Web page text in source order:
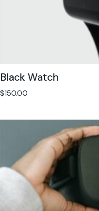
Black Watch
$150.00